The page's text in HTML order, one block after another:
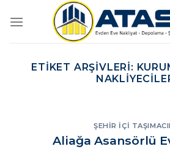
atla
ETIKET ARŞIVLERI:
ŞEHIR İÇI
Aliağa Asansörlü